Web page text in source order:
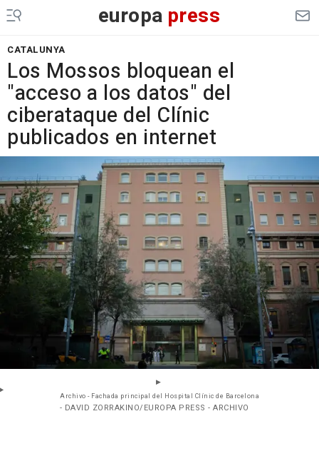
europa press
CATALUNYA
Los Mossos bloquean el
"acceso a los datos" del
ciberataque del Clínic
publicados en internet
Archivo - Fachada principal del Hospital Clínic de Barcelona
- DAVID ZORRAKINO/EUROPA PRESS - ARCHIVO